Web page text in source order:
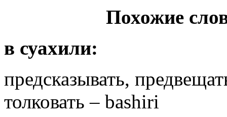
Похожие
в суахили:
предсказывать,
толковать – bashiri